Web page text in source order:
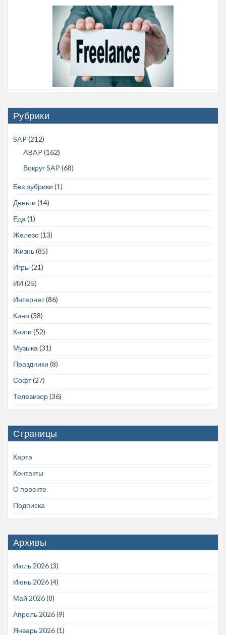
Рубрики
SAP (212)
ABAP (162)
Вокруг SAP (68)
Без рубрики (1)
Деньги (14)
Еда (1)
Железо(13)
Жизнь(85)
Игры (21)
ИИ (25)
Интернет(86)
Кино(38)
Книги (52)
Музыка (31)
Праздники (8)
Софт(27)
Телевизор(36)
Страницы
Карта
Контакты
О проекте
Подписка
Архивы
Июль 2026(3)
Июнь 2026(4)
Май 2026(8)
Апрель 2026(9)
Январь 2026(1)